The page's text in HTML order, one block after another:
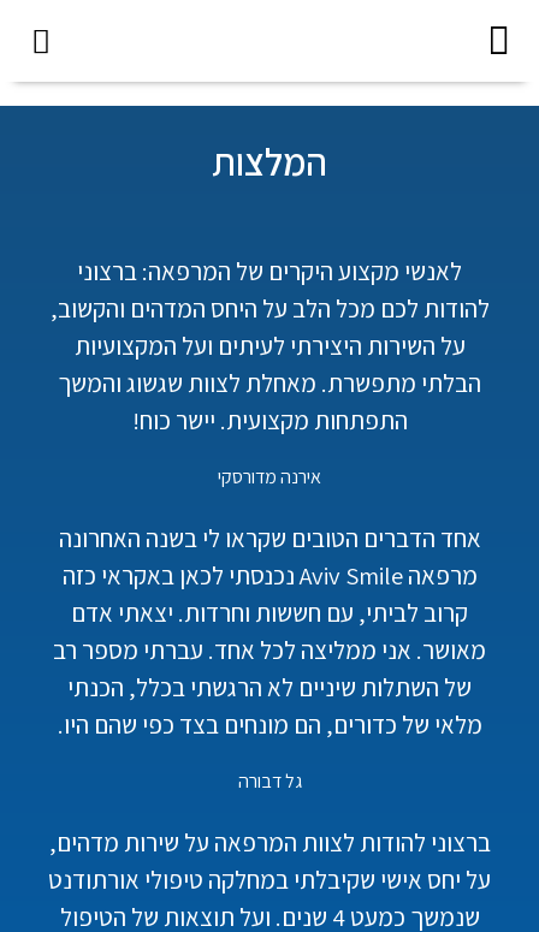
המלצות
לאנשי מקצוע היקרים של המרפאה: ברצוני
להודות לכם מכל הלב על היחס המדהים והקשוב,
על השירות היצירתי לעיתים ועל המקצועיות
הבלתי מתפשרת. מאחלת לצוות שגשוג והמשך
התפתחות מקצועית. יישר כוח!
אירנה מדורסקי​
אחד הדברים הטובים שקראו לי בשנה האחרונה
מרפאה Aviv Smile נכנסתי לכאן באקראי כזה
קרוב לביתי, עם חששות וחרדות. יצאתי אדם
מאושר. אני ממליצה לכל אחד. עברתי מספר רב
של השתלות שיניים לא הרגשתי בכלל, הכנתי
מלאי של כדורים, הם מונחים בצד כפי שהם היו.
גל דבורה​
ברצוני להודות לצוות המרפאה על שירות מדהים,
על יחס אישי שקיבלתי במחלקה טיפולי אורתודנט
שנמשך כמעט 4 שנים. ועל תוצאות של הטיפול